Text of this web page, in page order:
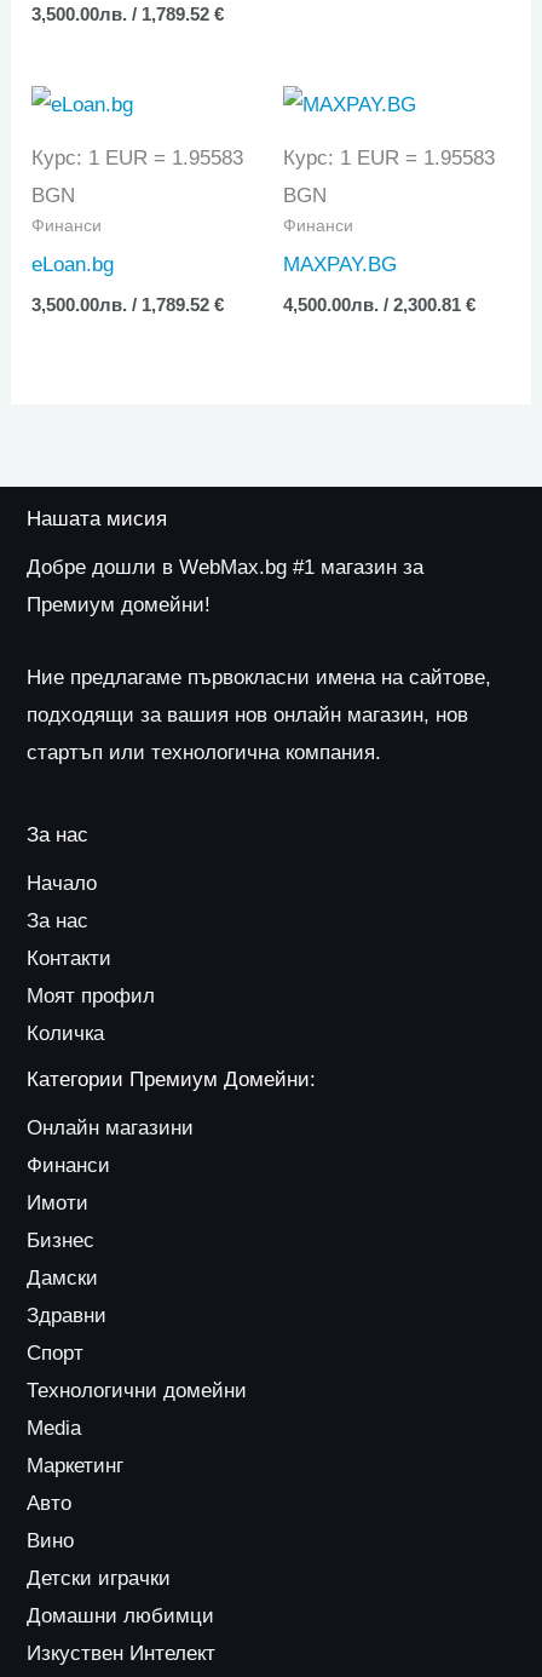
3,500.00лв. / 1,789.52 €
Курс: 1 EUR = 1.95583
BGN
Финанси
eLoan.bg
3,500.00лв. / 1,789.52 €
Курс: 1 EUR = 1.95583
BGN
Финанси
MAXPAY.BG
4,500.00лв. / 2,300.81 €
Нашата мисия
Добре дошли в WebMax.bg #1 магазин за
Премиум домейни!
Ние предлагаме първокласни имена на сайтове,
подходящи за вашия нов онлайн магазин, нов
стартъп или технологична компания.
За нас
Начало
За нас
Контакти
Моят профил
Количка
Категории Премиум Домейни:
Онлайн магазини
Финанси
Имоти
Бизнес
Дамски
Здравни
Спорт
Технологични домейни
Media
Маркетинг
Авто
Вино
Детски играчки
Домашни любимци
Изкуствен Интелект